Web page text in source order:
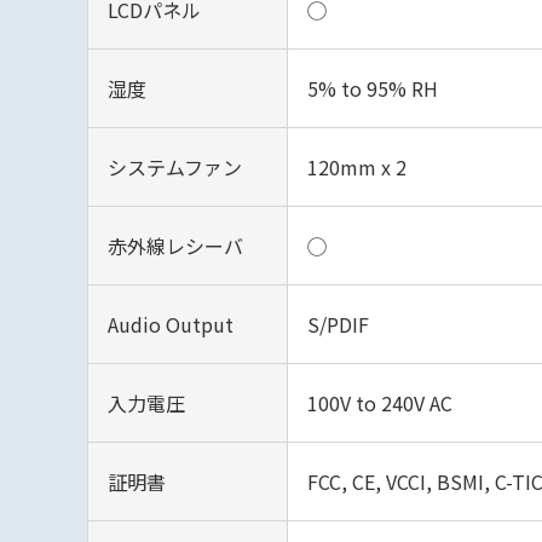
LCDパネル ◯
湿度 5% to 95% RH
システムファン 120mm x 2
赤外線レシーバ ◯
Audio Output S/PDIF
入力電圧 100V to 240V AC
証明書 FCC, CE, VCCI, BSMI, C-